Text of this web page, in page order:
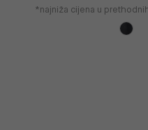
*najniža cijena u